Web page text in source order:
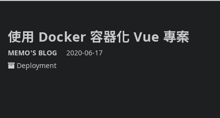
使用 Docker 容器化 Vue 專案
MEMO'S BLOG
2020-06-17
Deployment